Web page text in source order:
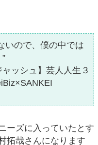
いので、僕の中では
ッシュ】芸人人生３
ーズに入っていたとす
拓哉さんになります